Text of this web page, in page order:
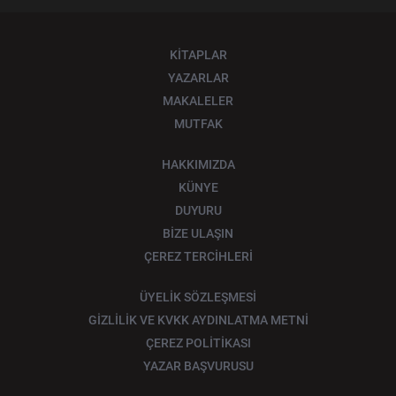
KİTAPLAR
YAZARLAR
MAKALELER
MUTFAK
HAKKIMIZDA
KÜNYE
DUYURU
BİZE ULAŞIN
ÇEREZ TERCİHLERİ
ÜYELİK SÖZLEŞMESİ
GİZLİLİK VE KVKK AYDINLATMA METNİ
ÇEREZ POLİTİKASI
YAZAR BAŞVURUSU